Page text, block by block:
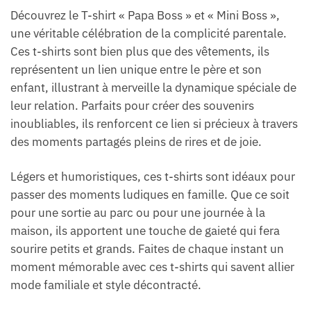
Découvrez le T-shirt « Papa Boss » et « Mini Boss »,
une véritable célébration de la complicité parentale.
Ces t-shirts sont bien plus que des vêtements, ils
représentent un lien unique entre le père et son
enfant, illustrant à merveille la dynamique spéciale de
leur relation. Parfaits pour créer des souvenirs
inoubliables, ils renforcent ce lien si précieux à travers
des moments partagés pleins de rires et de joie.
Légers et humoristiques, ces t-shirts sont idéaux pour
passer des moments ludiques en famille. Que ce soit
pour une sortie au parc ou pour une journée à la
maison, ils apportent une touche de gaieté qui fera
sourire petits et grands. Faites de chaque instant un
moment mémorable avec ces t-shirts qui savent allier
mode familiale et style décontracté.